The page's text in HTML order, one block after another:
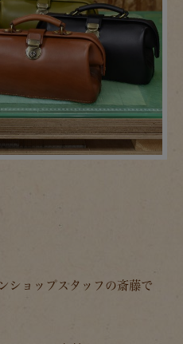
ショップスタッフの斎藤で